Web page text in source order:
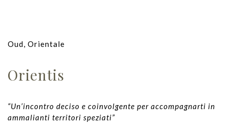
Oud, Orientale
Orientis
“Un’incontro deciso e coinvolgente per accompagnarti in
ammalianti territori speziati”